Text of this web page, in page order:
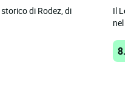
di Rodez, di
Il
nel